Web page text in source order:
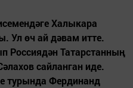
Халыкара
Ул өч ай дәвам итте.
Россиядән Татарстанның
сайланган иде.
турында Фердинанд